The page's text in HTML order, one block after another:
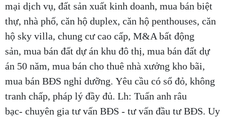
mại dịch vụ, đất sản xuất kinh doanh, mua bán biệt
thự, nhà phố, căn hộ duplex, căn hộ penthouses, căn
hộ sky villa, chung cư cao cấp, M&A bất động
sản, mua bán đất dự án khu đô thị, mua bán đất dự
án 50 năm, mua bán cho thuê nhà xưởng kho bãi,
mua bán BĐS nghỉ dưỡng. Yêu cầu có sổ đỏ, không
tranh chấp, pháp lý đầy đủ. Lh: Tuấn anh râu
bạc- chuyên gia tư vấn BĐS - tư vấn đầu tư BĐS. Uy